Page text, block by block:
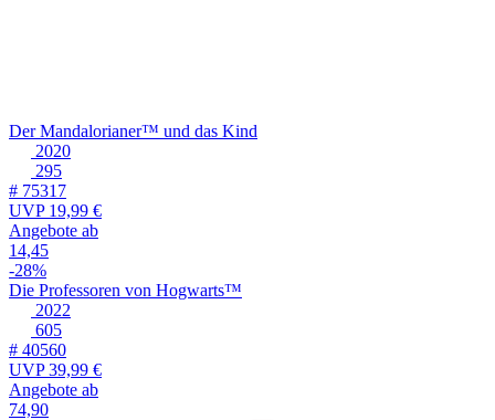
Der Mandalorianer™ und das Kind
2020
295
# 75317
UVP19,99 €
Angebote ab
14,45
-28%
Die Professoren von Hogwarts™
2022
605
# 40560
UVP39,99 €
Angebote ab
74,90